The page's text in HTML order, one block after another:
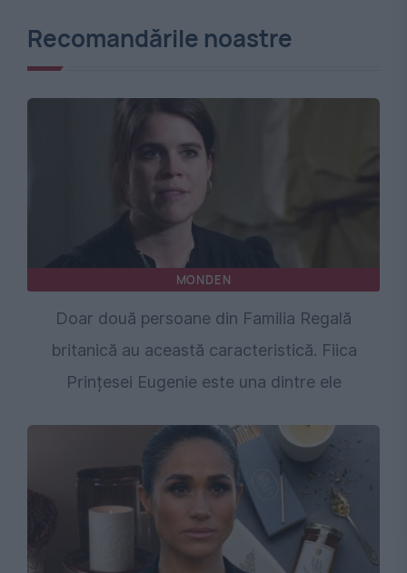
Recomandările noastre
MONDEN
Doar două persoane din Familia Regală
britanică au această caracteristică. Fiica
Prințesei Eugenie este una dintre ele